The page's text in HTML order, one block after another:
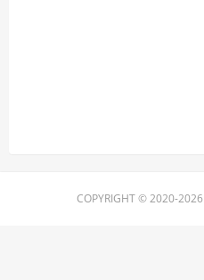
COPYRIGHT © 2020-